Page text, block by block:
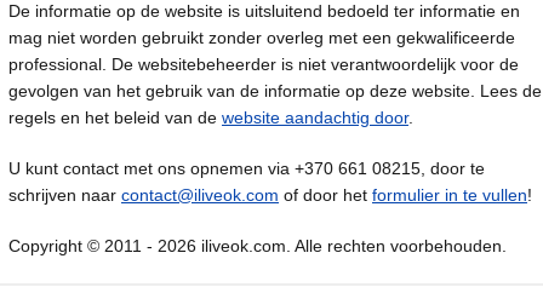
De informatie op de website is uitsluitend bedoeld ter informatie en
mag niet worden gebruikt zonder overleg met een gekwalificeerde
professional. De websitebeheerder is niet verantwoordelijk voor de
gevolgen van het gebruik van de informatie op deze website. Lees de
regels en het beleid van de website aandachtig door.
U kunt contact met ons opnemen via +370 661 08215, door te
schrijven naar contact@iliveok.com of door het formulier in te vullen!
Copyright © 2011 - 2026 iliveok.com. Alle rechten voorbehouden.